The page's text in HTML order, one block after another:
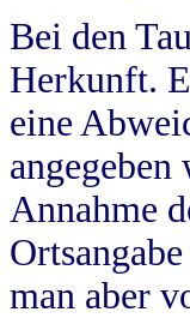
Bei den
Herkunft.
eine
Annahme
man aber